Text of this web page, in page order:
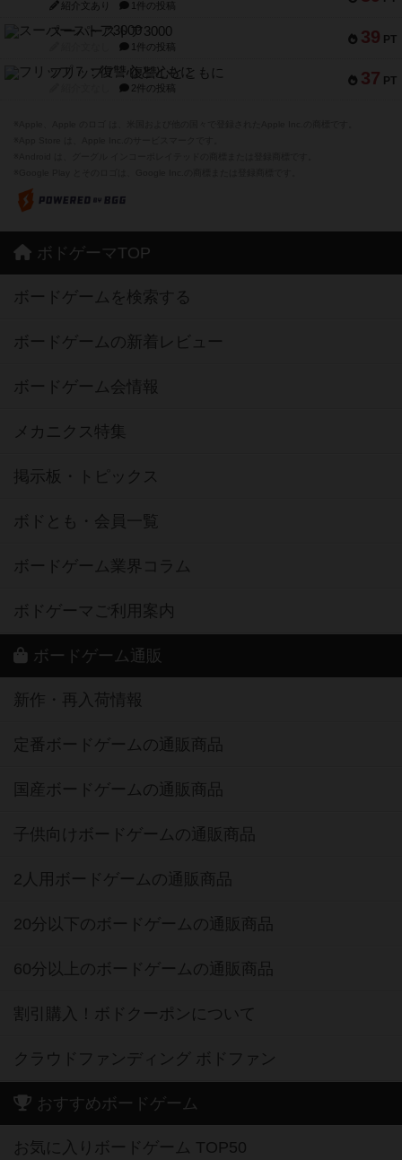
紹介文あり 1件の投稿
39 PT
スーパーストア3000
1件の投稿
37 PT
フリップ７：復讐心とともに
2件の投稿
ボドゲーマTOP
ボードゲームを検索する
ボードゲームの新着レビュー
ボードゲーム会情報
メカニクス特集
掲示板・トピックス
ボドとも・会員一覧
ボードゲーム業界コラム
ボドゲーマご利用案内
ボードゲーム通販
新作・再入荷情報
定番ボードゲームの通販商品
国産ボードゲームの通販商品
子供向けボードゲームの通販商品
2人用ボードゲームの通販商品
20分以下のボードゲームの通販商品
60分以上のボードゲームの通販商品
割引購入！ボドクーポンについて
クラウドファンディング ボドファン
おすすめボードゲーム
お気に入りボードゲーム TOP50